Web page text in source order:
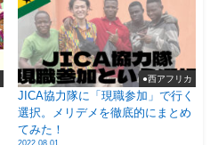
●西アフリカ
JICA協力隊に「現職参加」で行く
選択。メリデメを徹底的にまとめ
てみた！
2022.08.01